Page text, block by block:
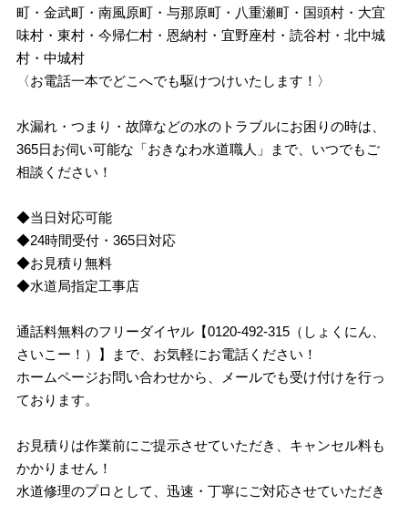
町・金武町・南風原町・与那原町・八重瀬町・国頭村・大宜
味村・東村・今帰仁村・恩納村・宜野座村・読谷村・北中城
村・中城村
〈お電話一本でどこへでも駆けつけいたします！〉
水漏れ・つまり・故障などの水のトラブルにお困りの時は、
365日お伺い可能な「おきなわ水道職人」まで、いつでもご
相談ください！
◆当日対応可能
◆24時間受付・365日対応
◆お見積り無料
◆水道局指定工事店
通話料無料のフリーダイヤル【0120-492-315（しょくにん、
さいこー！）】まで、お気軽にお電話ください！
ホームページお問い合わせから、メールでも受け付けを行っ
ております。
お見積りは作業前にご提示させていただき、キャンセル料も
かかりません！
水道修理のプロとして、迅速・丁寧にご対応させていただき